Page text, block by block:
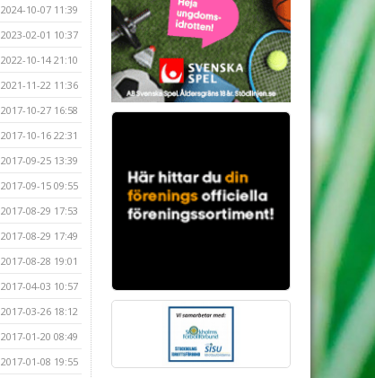
2024-10-07 11:39
2023-02-01 10:37
2022-10-14 21:10
2021-11-22 11:36
2017-10-27 16:58
2017-10-16 22:31
2017-09-25 13:39
2017-09-15 09:55
2017-08-29 17:53
2017-08-29 17:49
2017-08-28 19:01
2017-04-03 10:57
2017-03-26 18:12
2017-01-20 08:49
2017-01-08 19:55